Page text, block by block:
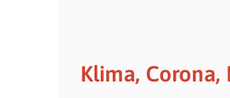
Klima,